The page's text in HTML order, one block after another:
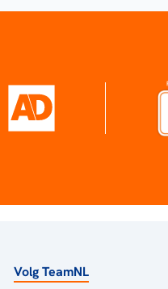
Volg TeamNL